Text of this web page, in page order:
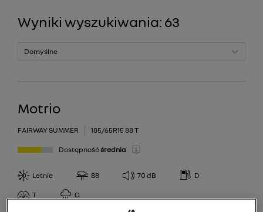
185
Goodyear
Debica
Firestone
Całoroczne
PRĘDKOŚĆ
R
NOŚNOŚĆ
92
WYDAJNOŚĆ PALIWOWA
Wyniki wyszukiwania: 63
Motrio
FAIRWAY SUMMER 185/65R15 88 T
Dostępność średnia
Letnie 88 70 dB D
T C